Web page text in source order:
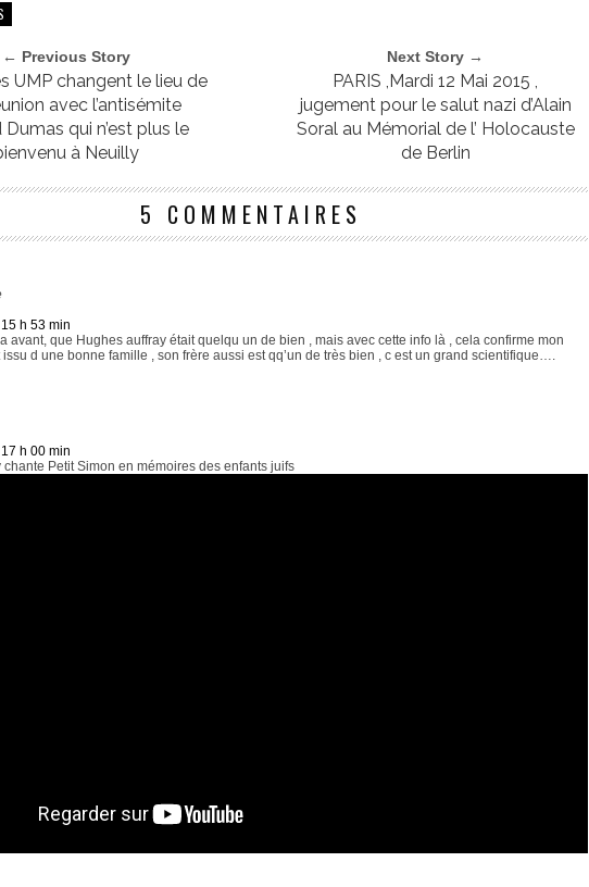
← Previous Story
UMP changent le lieu de
avec l’antisémite
Dumas qui n’est plus le
à Neuilly
Next Story →
PARIS ,Mardi 12 Mai 2015 ,
jugement pour le salut nazi d’Alain
Soral au Mémorial de l’ Holocauste
de Berlin
5 COMMENTAIRES
h 53 min
avant, que Hughes auffray était quelqu un de bien , mais avec cette info là , cela confirme mon
d une bonne famille , son frère aussi est qq’un de très bien , c est un grand scientifique….
h 00 min
chante Petit Simon en mémoires des enfants juifs